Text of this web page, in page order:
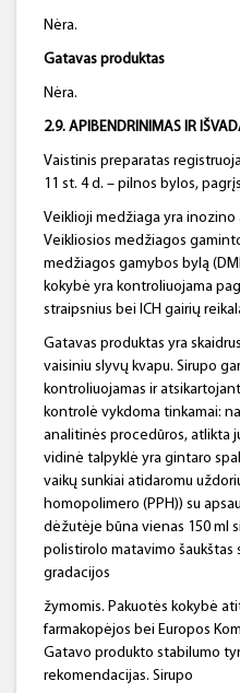
Nėra.
Gatavas produktas
Nėra.
2.9. APIBENDRINIMAS IR
Vaistinis preparatas
11 st. 4 d. – pilnos bylos,
Veiklioji medžiaga yra
Veikliosios medžiagos
medžiagos gamybos bylą
kokybė yra kontroliuojama
straipsnius bei ICH gairių
Gatavas produktas yra
vaisiniu slyvų kvapu. Sirupo
kontroliuojamas ir
kontrolė vykdoma tinkamai:
analitinės procedūros, atlikta
vidinė talpyklė yra gintaro
vaikų sunkiai atidaromu
homopolimero (PPH)) su
dėžutėje būna vienas 150 ml
polistirolo matavimo šaukštas
gradacijos
žymomis. Pakuotės kokybė
farmakopėjos bei Europos
Gatavo produkto stabilumo
rekomendacijas. Sirupo